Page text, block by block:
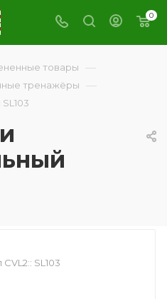
0
товары —
тренажёры —
CVL2:: SL103